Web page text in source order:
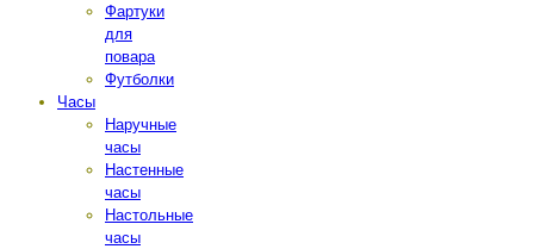
Фартуки
для
повара
Футболки
Часы
Наручные
часы
Настенные
часы
Настольные
часы